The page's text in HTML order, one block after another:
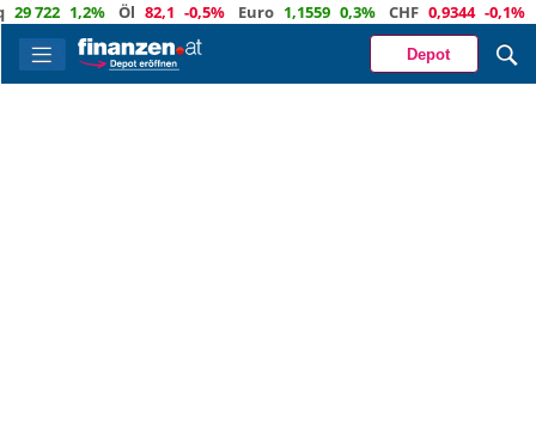
1,2% Öl 82,1 -0,5% Euro 1,1559 0,3% CHF 0,9344 -0,1% Gold
Depot